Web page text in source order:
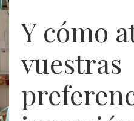
Y cómo
vuestras